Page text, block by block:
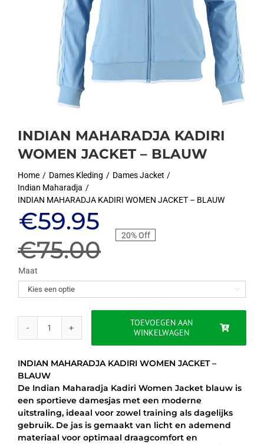
INDIAN MAHARADJA KADIRI
WOMEN JACKET – BLAUW
Home Dames Kleding
Dames Jacket
Indian Maharadja
INDIAN MAHARADJA KADIRI WOMEN JACKET – BLAUW
€75.00
Oorspronkelijke
prijs
was:
€75.00.
€59.95
Huidige
prijs
is:
€59.95.
20% Off
Maat

INDIAN
MAHARADJA
JACKET
BLAUW
aantal
TOEVOEGEN AAN
WINKELWAGEN
INDIAN MAHARADJA KADIRI WOMEN JACKET –
BLAUW
De Indian Maharadja Kadiri Women Jacket blauw is
een sportieve damesjas met een moderne
uitstraling, ideaal voor zowel training als dagelijks
gebruik. De jas is gemaakt van licht en ademend
materiaal voor optimaal draagcomfort en